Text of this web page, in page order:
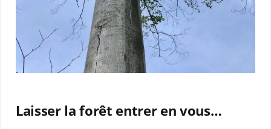
Laisser la forêt entrer en vous…